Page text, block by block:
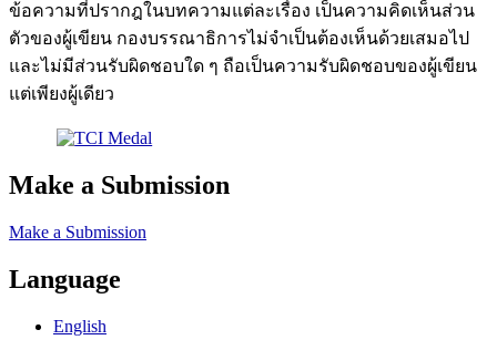
ข้อความที่ปรากฎในบทความแต่ละเรื่อง เป็นความคิดเห็นส่วน
ตัวของผู้เขียน กองบรรณาธิการไม่จำเป็นต้องเห็นด้วยเสมอไป
และไม่มีส่วนรับผิดชอบใด ๆ ถือเป็นความรับผิดชอบของผู้เขียน
แต่เพียงผู้เดียว
Make a Submission
Make a Submission
Language
English